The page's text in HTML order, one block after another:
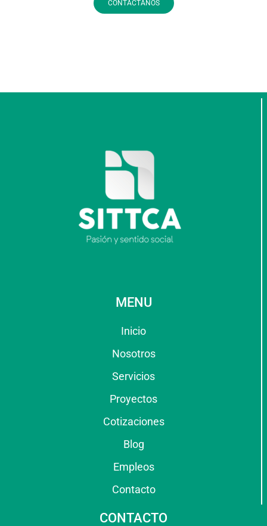
CONTÁCTANOS
MENU
Inicio
Nosotros
Servicios
Proyectos
Cotizaciones
Blog
Empleos
Contacto
CONTACTO